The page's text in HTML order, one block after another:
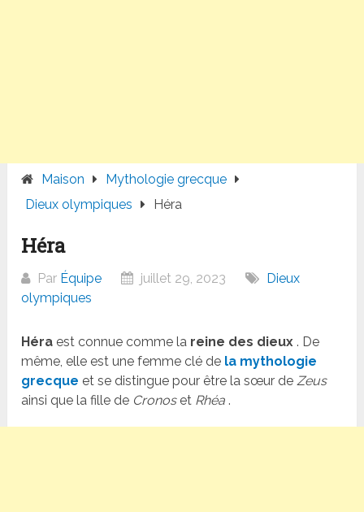
Maison
Mythologie grecque
Dieux olympiques
Héra
Héra
Par Équipe juillet 29, 2023
Dieux
olympiques
Héra est connue comme la reine des dieux . De
même, elle est une femme clé de la mythologie
grecque et se distingue pour être la sœur deZeus
ainsi que la fille de Cronoset Rhéa .